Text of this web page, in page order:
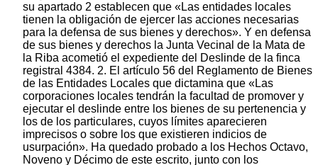
su apartado 2 establecen que «Las entidades locales
tienen la obligación de ejercer las acciones necesarias
para la defensa de sus bienes y derechos». Y en defensa
de sus bienes y derechos la Junta Vecinal de la Mata de
la Riba acometió el expediente del Deslinde de la finca
registral 4384. 2. El artículo 56 del Reglamento de Bienes
de las Entidades Locales que dictamina que «Las
corporaciones locales tendrán la facultad de promover y
ejecutar el deslinde entre los bienes de su pertenencia y
los de los particulares, cuyos límites aparecieren
imprecisos o sobre los que existieren indicios de
usurpación». Ha quedado probado a los Hechos Octavo,
Noveno y Décimo de este escrito, junto con los